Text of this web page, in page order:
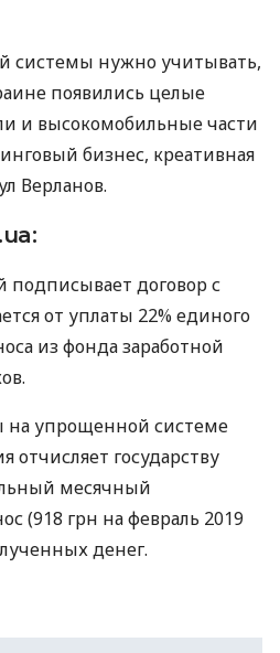
системы нужно учитывать,
появились целые
и высокомобильные части
бизнес, креативная
Верланов.
подписывает договор с
от уплаты 22% единого
из фонда заработной
на упрощенной системе
отчисляет государству
месячный
(918 грн на февраль 2019
денег.